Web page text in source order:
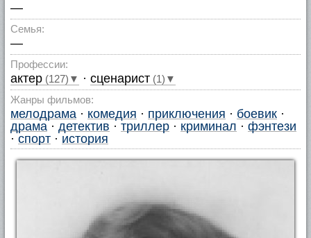
—
Семья:
—
Профессии:
актер (127)▼ · сценарист (1)▼
Жанры фильмов:
мелодрама · комедия · приключения · боевик ·
драма · детектив · триллер · криминал · фэнтези
· спорт · история